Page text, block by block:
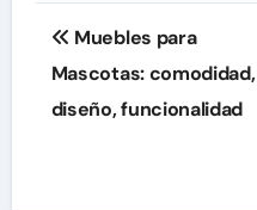
Post
navigation
Muebles para
Mascotas: comodidad,
diseño, funcionalidad